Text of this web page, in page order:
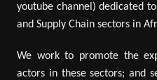
youtube channel) dedicated
and Supply Chain sectors in
We work to promote the
actors in these sectors; and